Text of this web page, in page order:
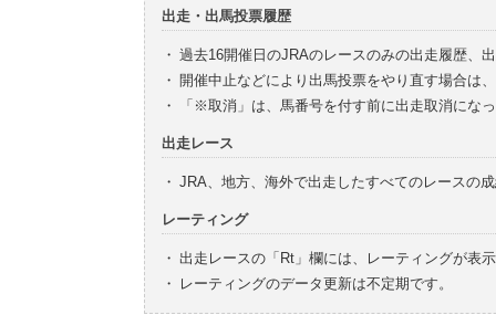
出走・出馬投票履歴
・ 過去16開催日のJRAのレースのみの出走履歴、
・ 開催中止などにより出馬投票をやり直す場合は
・
「※取消」は、馬番号を付す前に出走取消にな
出走レース
・ JRA、地方、海外で出走したすべてのレースの
レーティング
・ 出走レースの「Rt」欄には、レーティングが表
・
レーティングのデータ更新は不定期です。